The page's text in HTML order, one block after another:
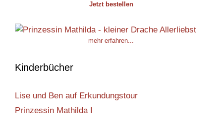
Jetzt bestellen
mehr erfahren...
Kinderbücher
Lise und Ben auf Erkundungstour
Prinzessin Mathilda I